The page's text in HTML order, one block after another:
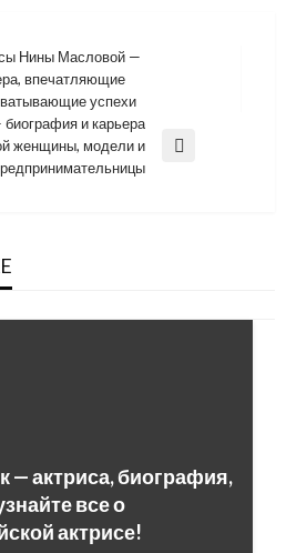
Нины Масловой —
впечатляющие
успехи
и карьера
женщины, модели и
— актриса, биография,
все о
актрисе!